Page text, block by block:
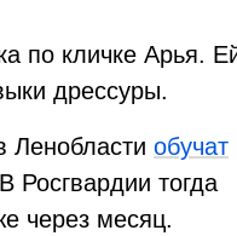
по кличке Арья.
дрессуры.
Ленобласти обучат
Росгвардии тогда
через месяц.